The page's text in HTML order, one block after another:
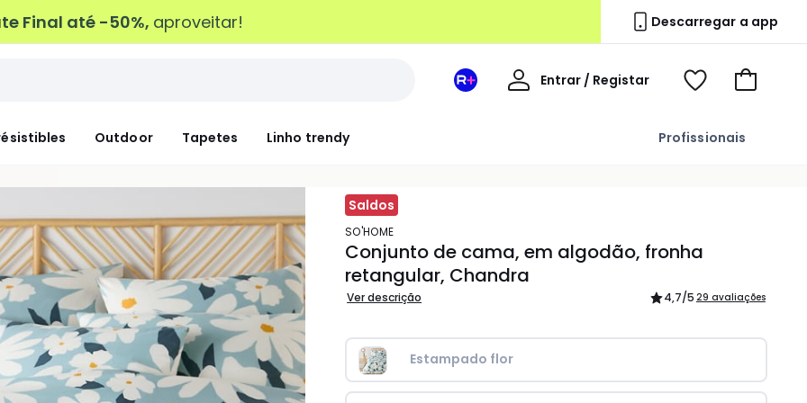
Final até -50%, aproveitar! Descarregar a app
Outdoor Tapetes Linho trendy Profissionais
Espaço
Entrar / Registar
Voir
Ir
carrinho
Saldos
SO'HOME
Conjunto de cama, em algodão, fronha
retangular, Chandra
Ver descrição 4,7/5 29 avaliações
Estampado flor